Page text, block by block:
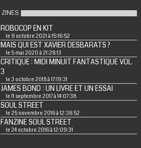
ZINES
ROBOCOP EN KIT
le 9 octobre 2021 à 15:16:52
MAIS QUI EST XAVIER DESBARATS ?
le 5 mai 2020 à 21:28:13
CRITIQUE : MIDI MINUIT FANTASTIQUE VOL.
3
le 3 octobre 2018 à 17:19:31
JAMES BOND : UN LIVRE ET UN ESSAI
le 11 septembre 2017 à 14:07:38
SOUL STREET
le 25 novembre 2016 à 12:38:52
FANZINE SOUL STREET
le 24 octobre 2016 à 12:09:31